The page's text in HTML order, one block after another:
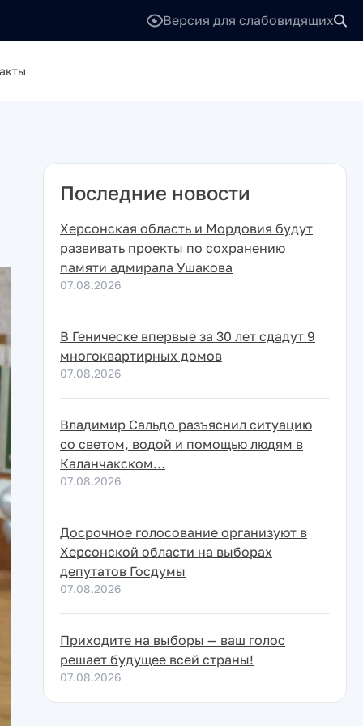
Версия для слабовидящих
Последние новости
Херсонская область и Мордовия будут
развивать проекты по сохранению
памяти адмирала Ушакова
07.08.2026
В Геническе впервые за 30 лет сдадут 9
многоквартирных домов
07.08.2026
Владимир Сальдо разъяснил ситуацию
со светом, водой и помощью людям в
Каланчакском…
07.08.2026
Досрочное голосование организуют в
Херсонской области на выборах
депутатов Госдумы
07.08.2026
Приходите на выборы — ваш голос
решает будущее всей страны!
07.08.2026